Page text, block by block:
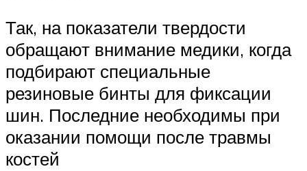
Так, на показатели твердости
обращают внимание медики, когда
подбирают специальные
резиновые бинты для фиксации
шин. Последние необходимы при
оказании помощи после травмы
костей